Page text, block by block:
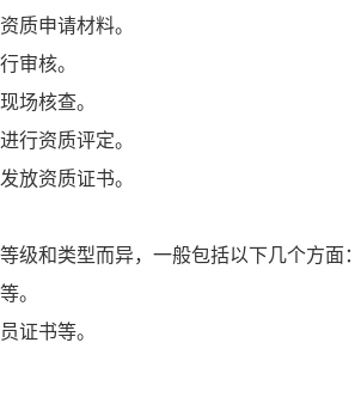
质申请材料。
审核。
场核查。
行资质评定。
放资质证书。
级和类型而异，一般包括以下几个方面：
。
证书等。